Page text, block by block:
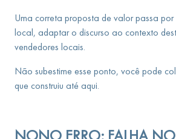
Uma correta proposta de valor passa
local, adaptar o discurso ao contexto
vendedores locais.
Não subestime esse ponto, você pode
que construiu até aqui.